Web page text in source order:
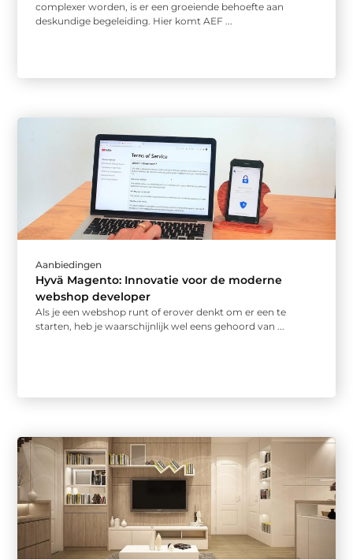
complexer worden, is er een groeiende behoefte aan
deskundige begeleiding. Hier komt AEF ...
Aanbiedingen
Hyvä Magento: Innovatie voor de moderne
webshop developer
Als je een webshop runt of erover denkt om er een te
starten, heb je waarschijnlijk wel eens gehoord van ...